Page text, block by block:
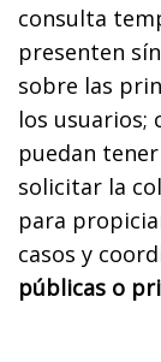
consulta
presenten
sobre las
los usuarios;
puedan
solicitar la
para
casos y
públicas o